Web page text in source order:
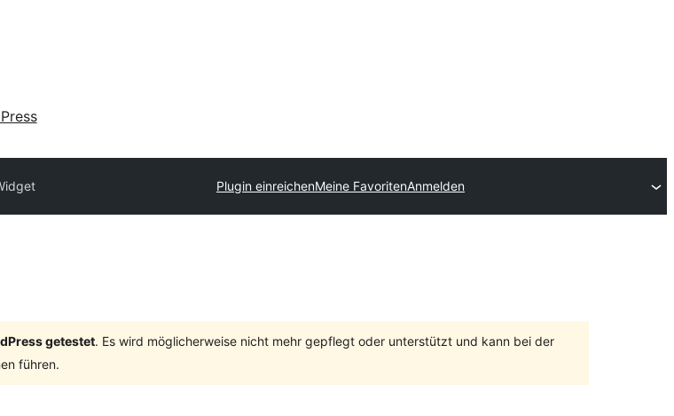
Plugin einreichenMeine FavoritenAnmelden
getestet. Es wird möglicherweise nicht mehr gepflegt oder unterstützt und kann bei der
führen.